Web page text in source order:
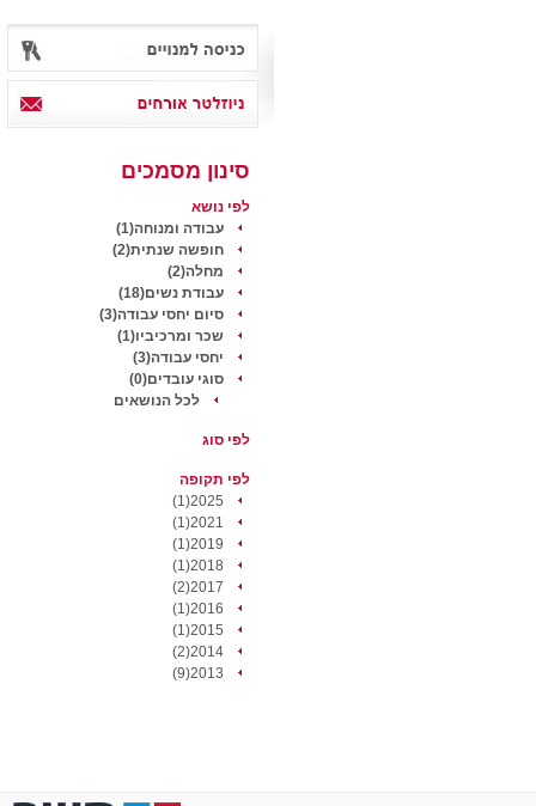
סינון מסמכים
לפי נושא
עבודה ומנוחה(1)
חופשה שנתית(2)
מחלה(2)
עבודת נשים(18)
סיום יחסי עבודה(3)
שכר ומרכיביו(1)
יחסי עבודה(3)
סוגי עובדים(0)
לכל הנושאים
לפי סוג
לפי תקופה
2025(1)
2021(1)
2019(1)
2018(1)
2017(2)
2016(1)
2015(1)
2014(2)
2013(9)